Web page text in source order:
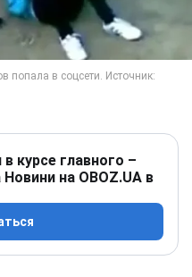
курсе главного –
на OBOZ.UA в